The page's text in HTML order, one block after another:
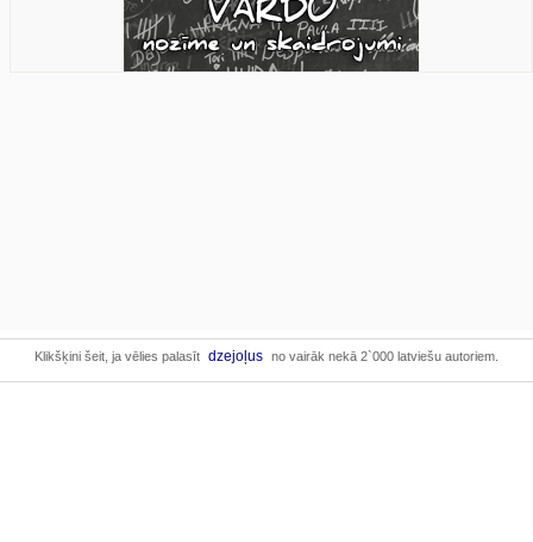
Klikšķini šeit, ja vēlies palasīt dzejoļus no vairāk nekā 2`000 latviešu autoriem.